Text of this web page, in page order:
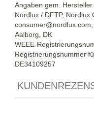
Angaben gem.
Nordlux / DFTP, Nordlux
Aalborg, DK
WEEE-
Registrierungsnummer
DE34109257